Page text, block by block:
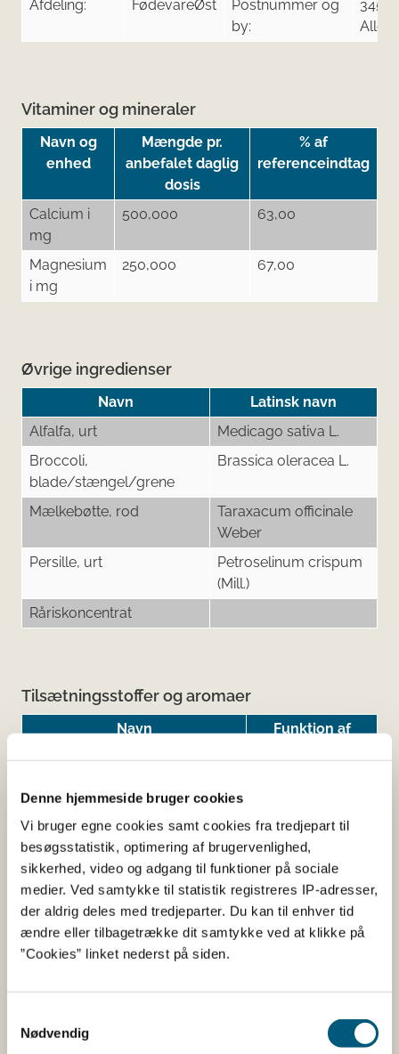
Denne hjemmeside bruger cookies
Vi bruger egne cookies samt cookies fra tredjepart til
besøgsstatistik, optimering af brugervenlighed,
sikkerhed, video og adgang til funktioner på sociale
medier. Ved samtykke til statistik registreres IP-adresser,
der aldrig deles med tredjeparter. Du kan til enhver tid
ændre eller tilbagetrække dit samtykke ved at klikke på
”Cookies” linket nederst på siden.
Nødvendig
Afdeling:
FødevareØst
Postnummer og
by:
3450
Vitaminer og mineraler
Navn og
enhed
Mængde pr.
anbefalet daglig
dosis
% af
referenceindtag
Calcium i
mg
500,000 63,00
Magnesium
i mg
250,000 67,00
Øvrige ingredienser
Navn
Latinsk navn
Alfalfa, urt
Medicago sativa L.
Broccoli,
blade/stængel/grene
Brassica oleracea L.
Mælkebøtte, rod
Taraxacum officinale
Weber
Persille, urt
Petroselinum crispum
(Mill.)
Råriskoncentrat
Tilsætningsstoffer og aromaer
Navn
Funktion af
fra planter
Magnesiumsalte af fedtsyrer Konsistensmiddel
Her kan du finde detaljerede
oplysninger om det kosttilskud,
Informationerne er angivet af den virksomhed, der har
anmeldt produktet.